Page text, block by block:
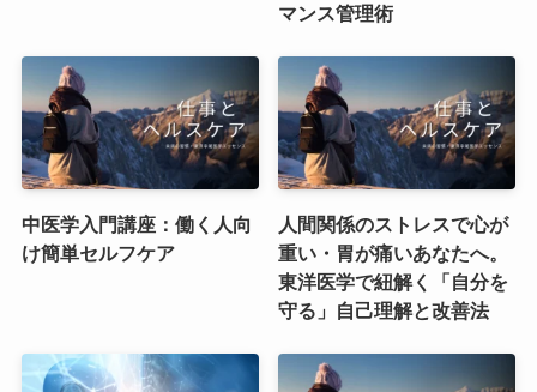
マンス管理術
中医学入門講座：働く人向
け簡単セルフケア
人間関係のストレスで心が
重い・胃が痛いあなたへ。
東洋医学で紐解く「自分を
守る」自己理解と改善法